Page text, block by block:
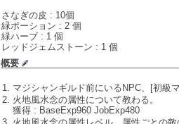
さなぎの皮 : 10個
緑ポーション : 2 個
緑ハーブ : 1 個
レッドジェムストーン : 1 個
概要
マジシャンギルド前にいるNPC、[初級
火地風水念の属性について教わる。
獲得 : BaseExp960 JobExp480